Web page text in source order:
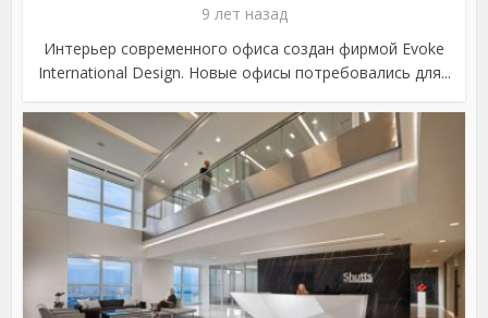
9 лет назад
Интерьер современного офиса создан фирмой Evoke
International Design. Новые офисы потребовались для...